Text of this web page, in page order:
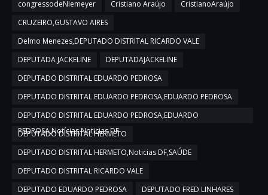
congressodeNiemeyer
Cristiano Araújo
CristianoAraújo
CRUZEIRO,GUSTAVO AIRES
Delmo Menezes,DEPUTADO DISTRITAL RICARDO VALE
DEPUTADA JACKELINE
DEPUTADAJACKELINE
DEPUTADO DISTRITAL EDUARDO PEDROSA
DEPUTADO DISTRITAL EDUARDO PEDROSA,EDUARDO PEDROSA
DEPUTADO DISTRITAL EDUARDO PEDROSA,EDUARDO
PEDROSA,Notícias,Noticias DF
DEPUTADO DISTRITAL HERMETO
DEPUTADO DISTRITAL HERMETO,Noticias DF,SAÚDE
DEPUTADO DISTRITAL RICARDO VALE
DEPUTADO EDUARDO PEDROSA
DEPUTADO FRED LINHARES